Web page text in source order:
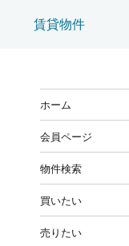
賃貸物件
ホーム
会員ページ
物件検索
買いたい
売りたい